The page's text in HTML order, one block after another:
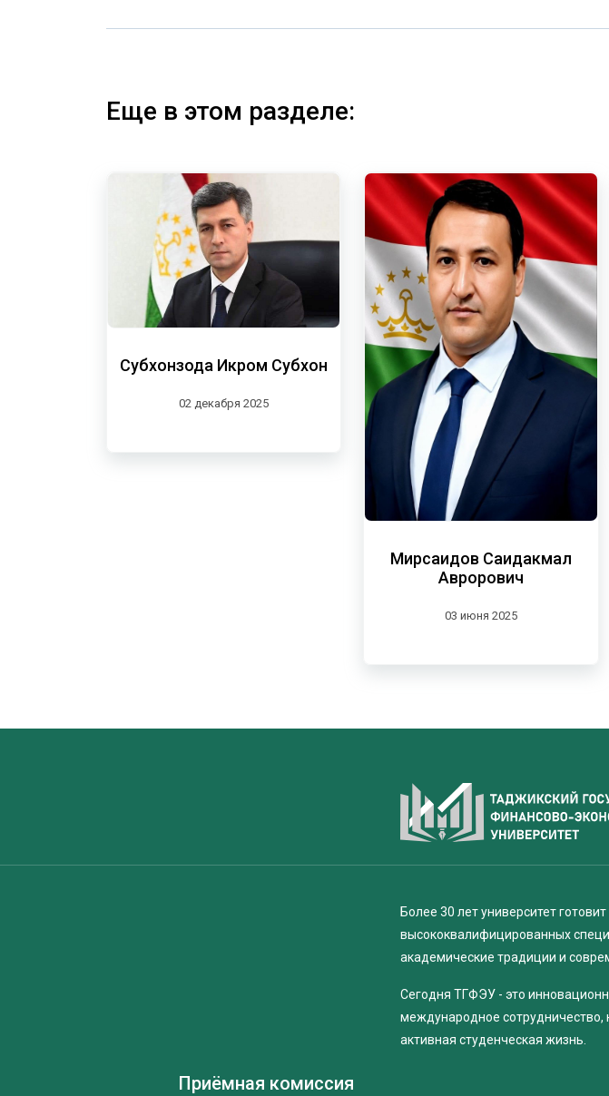
Еще в этом разделе:
Субхонзода Икром Субхон
02 декабря 2025
Мирсаидов Саидакмал
Аврорович
03 июня 2025
Более 30 лет университет готовит
высококвалифицированных
академические традиции и
Сегодня ТГФЭУ - это
международное сотрудничество,
активная студенческая жизнь.
Приёмная комиссия